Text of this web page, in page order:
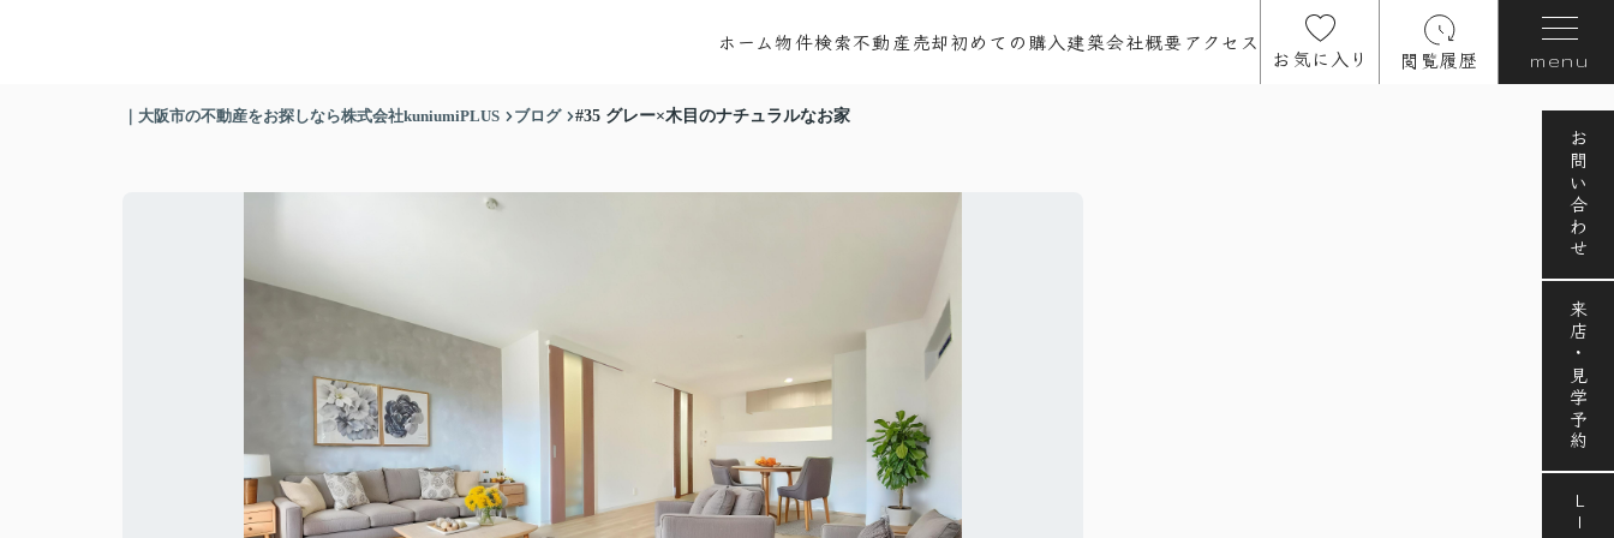
ホーム物件検索不動産売却初めての購入建築会社概要アクセス
お気に入り 閲覧履歴 menu
お問い合わせ
来店・見学予約
｜大阪市の不動産をお探しなら株式会社kuniumiPLUS ブログ #35 グレー×木目のナチュラルなお家